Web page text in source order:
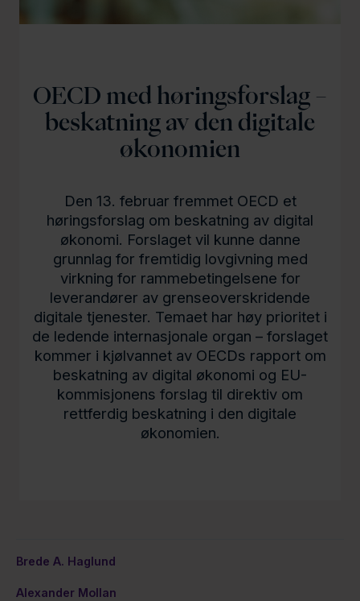
OECD med høringsforslag –
beskatning av den digitale
økonomien
Den 13. februar fremmet OECD et
høringsforslag om beskatning av digital
økonomi. Forslaget vil kunne danne
grunnlag for fremtidig lovgivning med
virkning for rammebetingelsene for
leverandører av grenseoverskridende
digitale tjenester. Temaet har høy prioritet i
de ledende internasjonale organ – forslaget
kommer i kjølvannet av OECDs rapport om
beskatning av digital økonomi og EU-
kommisjonens forslag til direktiv om
rettferdig beskatning i den digitale
økonomien.
Brede A. Haglund
Alexander Mollan